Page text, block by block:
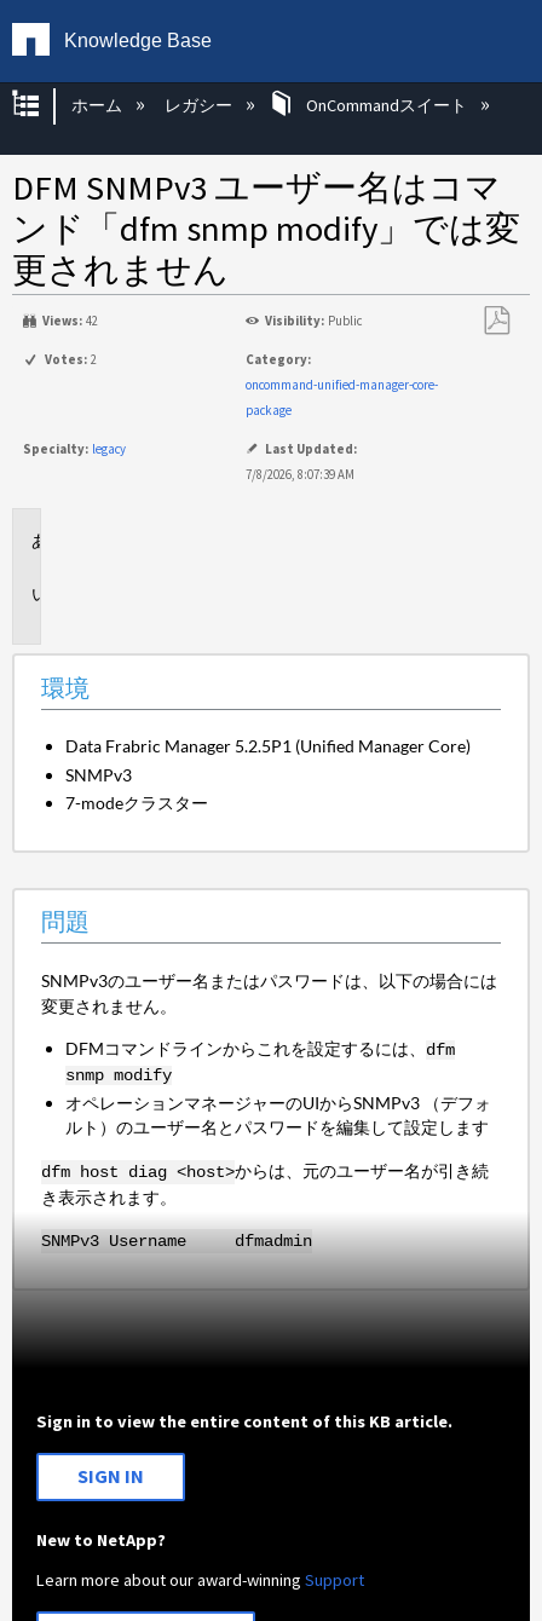
Knowledge Base
グローバル階層を展開/折りたたむ
ホーム レガシー OnCommandスイート
DFM SNMPv3 ユーザー名はコマ
ンド「dfm snmp modify」では変
更されません
Views: 42 Visibility: Public
Votes: 2
Category:
oncommand-unified-manager-core-
package
Specialty: legacy
Last Updated:
7/8/2026, 8:07:39 AM
環境
Data Frabric Manager 5.2.5P1 (Unified Manager Core)
SNMPv3
7-modeクラスター
問題
SNMPv3のユーザー名またはパスワードは、以下の場合には
変更されません。
DFMコマンドラインからこれを設定するには、 dfm
snmp modify
オペレーションマネージャーのUIからSNMPv3 （デフォ
ルト）のユーザー名とパスワードを編集して設定します
dfm host diag <host>からは、元のユーザー名が引き続
き表示されます。
SNMPv3 Username dfmadmin
Sign in to view the entire content of this KB article.
SIGN IN
New to NetApp?
Learn more about our award-winningSupport